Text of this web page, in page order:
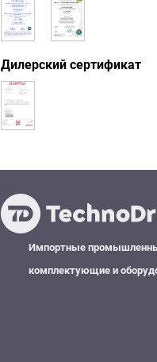
Дилерский сертификат
Импортные
комплектующие и